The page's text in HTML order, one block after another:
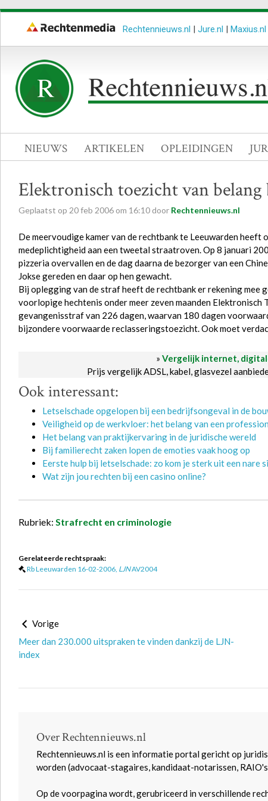
Rechtennieuws.nl | Jure.nl | Maxius.nl
NIEUWS ARTIKELEN OPLEIDINGEN
Elektronisch toezicht van
Geplaatst op 20feb 2006 om 16:10 door Rechtennieuws.nl
De meervoudige kamer van de rechtbank te Leeuwarden
medeplichtigheid aan een tweetal straatroven. Op 8 januari
pizzeria overvallen en de dag daarna de bezorger van een
Jokse gereden en daar op hen gewacht.
Bij oplegging van de straf heeft de rechtbank er rekening mee
voorlopige hechtenis onder meer zeven maanden Elektronisch
gevangenisstraf van 226 dagen, waarvan 180 dagen
bijzondere voorwaarde reclasseringstoezicht. Ook moet
» Vergelijk internet,
Prijs vergelijk ADSL, kabel, glasvezel
Ook interessant:
Letselschade opgelopen bij een bedrijfsongeval in de
Veiligheid op de werkvloer: het belang van een
Het belang van praktijkervaring in de juridische wereld
Bij familierecht zaken lopen de emoties vaak hoog op
Eerste hulp bij letselschade: zo kom je sterk uit een nare
Wat zijn jou rechten bij een casino online?
Rubriek: Strafrecht en criminologie
Gerelateerde rechtspraak:
Rb Leeuwarden 16-02-2006, LJNAV2004
Vorige
Meer dan 230.000 uitspraken te vinden dankzij de LJN-
index
Over Rechtennieuws.nl
Rechtennieuws.nl is een informatie portal gericht op
worden (advocaat-stagaires, kandidaat-notarissen,
Op de voorpagina wordt, gerubriceerd in verschillende